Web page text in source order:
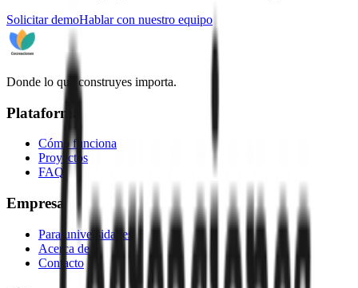
Solicitar demoHablar con nuestro equipo
Donde lo que construyes importa.
Plataforma
Cómo funciona
Proyectos
FAQ
Empresa
Para universidades
Acerca de
Contacto